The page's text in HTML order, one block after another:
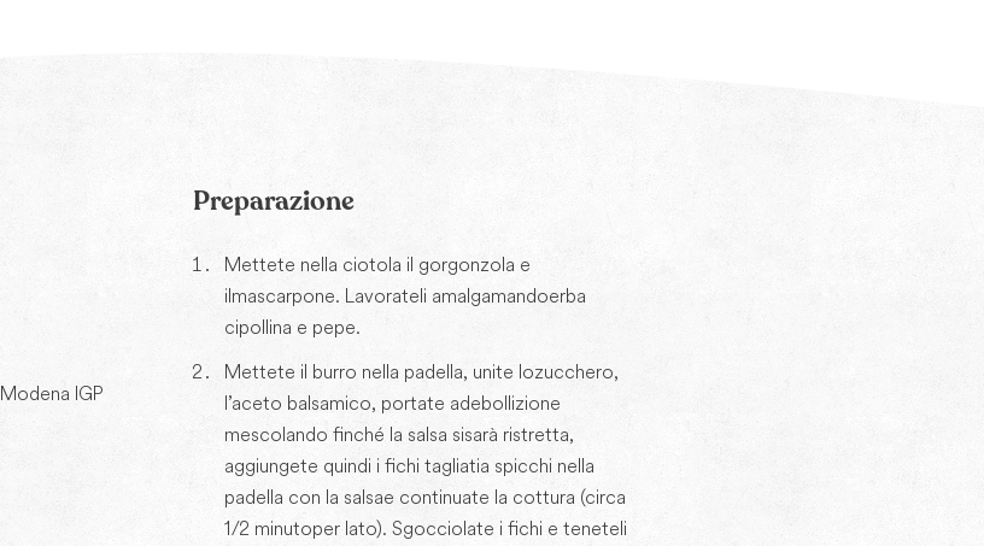
IGP
Preparazione
Mettete nella ciotola il gorgonzola e
il mascarpone. Lavorateli amalgamando erba
cipollina e pepe.
Mettete il burro nella padella, unite lo zucchero,
l’aceto balsamico, portate ad ebollizione
mescolando finché la salsa si sarà ristretta,
aggiungete quindi i fichi tagliati a spicchi nella
padella con la salsa e continuate la cottura (circa
1/2 minuto per lato). Sgocciolate i fichi e teneteli